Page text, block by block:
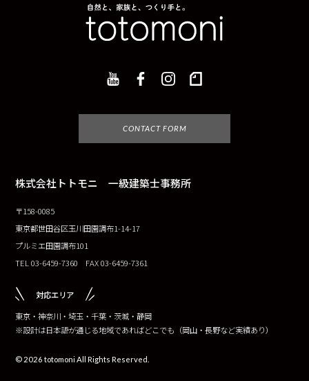
CONTACT FORM
株式会社トトモニ 一級建築士事務所
〒158-0085
東京都世田谷区玉川田園調布1-14-17
プルミエ田園調布101
TEL 03-6459-7360 FAX 03-6459-7361
対応エリア
東京・神奈川・埼玉・千葉・茨城・静岡
※設計は日本語が通じる地域であればどこでも（岡山・長野など実績あり）
© 2026 totomoni All Rights Reserved.